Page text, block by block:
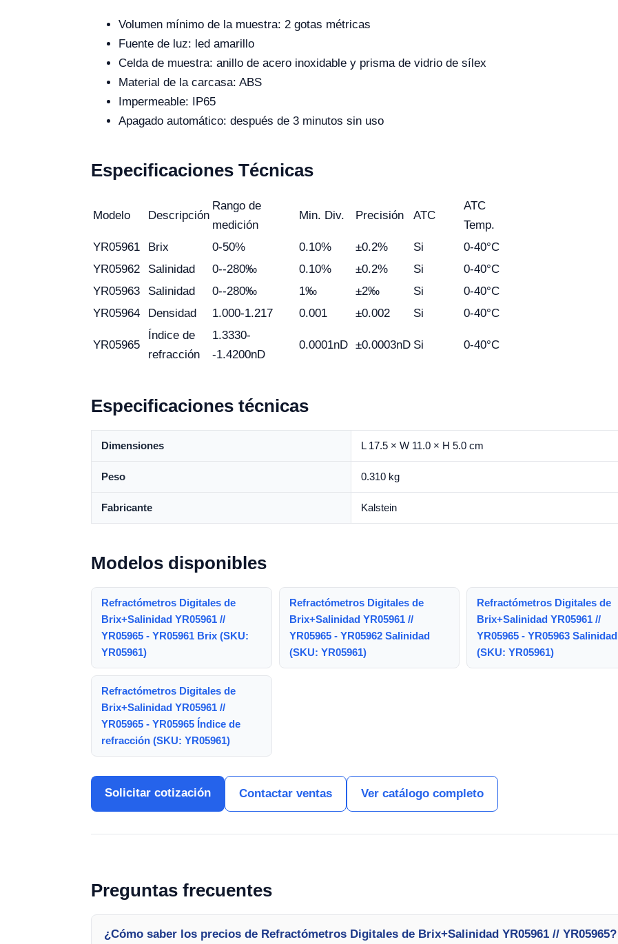
Volumen mínimo de la muestra: 2 gotas métricas
Fuente de luz: led amarillo
Celda de muestra: anillo de acero inoxidable y prisma de vidrio de sílex
Material de la carcasa: ABS
Impermeable: IP65
Apagado automático: después de 3 minutos sin uso
Especificaciones Técnicas
Modelo Descripción
Rango de
medición
Min. Div. Precisión ATC
ATC
Temp.
YR05961
Brix 0-50% 0.10% ±0.2% Si
0-40°C
YR05962
Salinidad 0--280‰ 0.10% ±0.2% Si
0-40°C
YR05963
Salinidad 0--280‰ 1‰ ±2‰ Si
0-40°C
YR05964
Densidad 1.000-1.217 0.001 ±0.002 Si 0-40°C
YR05965
Índice de
refracción
1.3330-
-1.4200nD
0.0001nD ±0.0003nD Si 0-40°C
Especificaciones técnicas
Dimensiones L 17.5 × W 11.0 × H 5.0 cm
Peso 0.310 kg
Fabricante Kalstein
Modelos disponibles
Refractómetros Digitales de
Brix+Salinidad YR05961 //
YR05965 - YR05961 Brix (SKU:
YR05961)
Refractómetros Digitales de
Brix+Salinidad YR05961 //
YR05965 - YR05962 Salinidad
(SKU: YR05961)
Refractómetros Digitales de
Brix+Salinidad YR05961 //
YR05965 - YR05963 Salinidad
(SKU: YR05961)
Refractómetros Digitales de
Brix+Salinidad YR05961 //
YR05965 - YR05965 Índice de
refracción (SKU: YR05961)
Solicitar cotización Contactar ventas Ver catálogo completo
Preguntas frecuentes
¿Cómo saber los precios de Refractómetros Digitales de Brix+Salinidad YR05961 // YR05965?